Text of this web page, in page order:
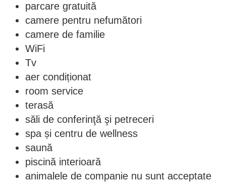
parcare gratuită
camere pentru nefumători
camere de familie
WiFi
Tv
aer condiționat
room service
terasă
săli de conferinţă şi petreceri
spa și centru de wellness
saună
piscină interioară
animalele de companie nu sunt acceptate